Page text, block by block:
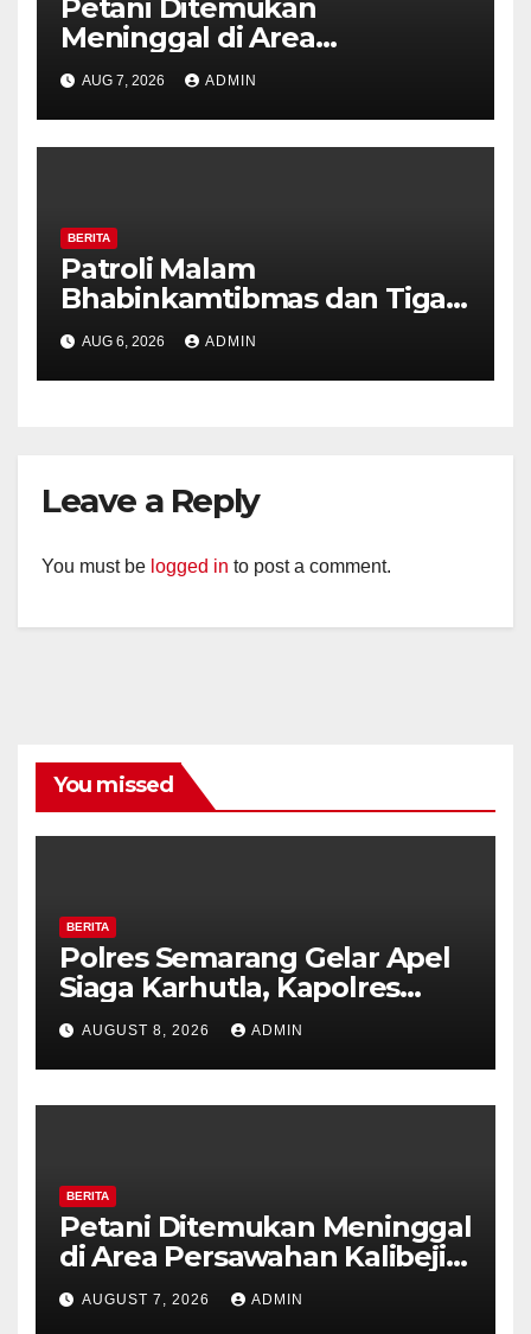
Petani Ditemukan
Meninggal di Area
Persawahan Kalibeji, Polisi
Pastikan Tidak Ada Tanda
Kekerasan
AUG 7, 2026 ADMIN
BERITA
Patroli Malam
Bhabinkamtibmas dan Tiga
Pilar Kelurahan Ungaran
Perkuat Kamtibmas, Warga
Diajak Aktifkan Ronda
AUG 6, 2026 ADMIN
Leave a Reply
You must be logged in to post a comment.
You missed
BERITA
Polres Semarang Gelar Apel
Siaga Karhutla, Kapolres
Tekankan Sinergi dan
Kesiapsiagaan Hadapi Musim
Kemarau.
AUGUST 8, 2026 ADMIN
BERITA
Petani Ditemukan Meninggal
di Area Persawahan Kalibeji,
Polisi Pastikan Tidak Ada
Tanda Kekerasan
AUGUST 7, 2026 ADMIN